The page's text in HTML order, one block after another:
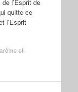
l’Esprit de
quitte ce
l’Esprit
et